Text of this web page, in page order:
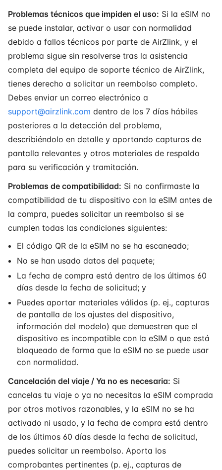
Problemas técnicos que impiden el uso: Si la eSIM no
se puede instalar, activar o usar con normalidad
debido a fallos técnicos por parte de AirZlink, y el
problema sigue sin resolverse tras la asistencia
completa del equipo de soporte técnico de AirZlink,
tienes derecho a solicitar un reembolso completo.
Debes enviar un correo electrónico a
support@airzlink.com dentro de los 7 días hábiles
posteriores a la detección del problema,
describiéndolo en detalle y aportando capturas de
pantalla relevantes y otros materiales de respaldo
para su verificación y tramitación.
Problemas de compatibilidad: Si no confirmaste la
compatibilidad de tu dispositivo con la eSIM antes de
la compra, puedes solicitar un reembolso si se
cumplen todas las condiciones siguientes:
El código QR de la eSIM no se ha escaneado;
No se han usado datos del paquete;
La fecha de compra está dentro de los últimos 60
días desde la fecha de solicitud; y
Puedes aportar materiales válidos (p. ej., capturas
de pantalla de los ajustes del dispositivo,
información del modelo) que demuestren que el
dispositivo es incompatible con la eSIM o que está
bloqueado de forma que la eSIM no se puede usar
con normalidad.
Cancelación del viaje / Ya no es necesaria: Si
cancelas tu viaje o ya no necesitas la eSIM comprada
por otros motivos razonables, y la eSIM no se ha
activado ni usado, y la fecha de compra está dentro
de los últimos 60 días desde la fecha de solicitud,
puedes solicitar un reembolso. Aporta los
comprobantes pertinentes (p. ej., capturas de